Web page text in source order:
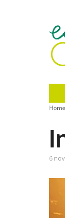
Home
6